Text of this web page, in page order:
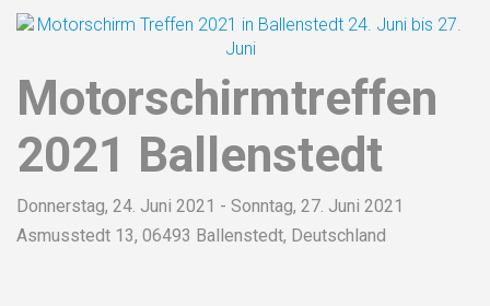
Motorschirmtreffen
2021 Ballenstedt
Donnerstag, 24. Juni 2021 - Sonntag, 27. Juni 2021
Asmusstedt 13, 06493 Ballenstedt, Deutschland